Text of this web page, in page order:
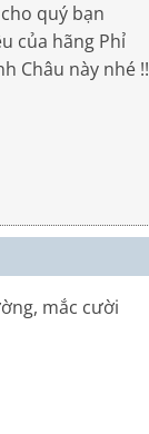
quý bạn
của hãng Phỉ
Châu này nhé !!
mắc cười